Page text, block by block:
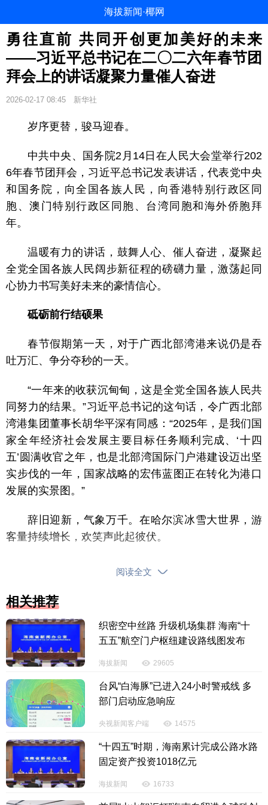
海拔新闻·椰网
勇往直前 共同开创更加美好的未来
——习近平总书记在二〇二六年春节团
拜会上的讲话凝聚力量催人奋进
2026-02-17 08:45 新华社
岁序更替，骏马迎春。
中共中央、国务院2月14日在人民大会堂举行202
6年春节团拜会，习近平总书记发表讲话，代表党中央
和国务院，向全国各族人民，向香港特别行政区同
胞、澳门特别行政区同胞、台湾同胞和海外侨胞拜
年。
温暖有力的讲话，鼓舞人心、催人奋进，凝聚起
全党全国各族人民阔步新征程的磅礴力量，激荡起同
心协力书写美好未来的豪情信心。
砥砺前行结硕果
春节假期第一天，对于广西北部湾港来说仍是吞
吐万汇、争分夺秒的一天。
“一年来的收获沉甸甸，这是全党全国各族人民共
同努力的结果。”习近平总书记的这句话，令广西北部
湾港集团董事长胡华平深有同感：“2025年，是我们国
家全年经济社会发展主要目标任务顺利完成、‘十四
五’圆满收官之年，也是北部湾国际门户港建设迈出坚
实步伐的一年，国家战略的宏伟蓝图正在转化为港口
发展的实景图。”
辞旧迎新，气象万千。在哈尔滨冰雪大世界，游
客量持续增长，欢笑声此起彼伏。
认真学习习近平总书记讲话，冰雪大世界市场营
展”感触颇深：“近年来，‘冷资源’持续转化为文旅消费
的‘热引擎’，冰雪产业成为新的增长点，我们真切感受
到中国经济的澎湃活力与内在韧性。”
春节假期，江西井冈山革命博物馆迎来参观热
潮。
“习近平总书记再次强调‘坚定不移推进全面从严治
党’，我们对如何发挥好新时代博物馆的教育功能有了
更深的思考。”博物馆讲解员黄俊峰表示，“我们要持续
把廉洁文化故事、从严治党故事等融入博物馆的讲解
中，为红色文化赋予新的时代内涵，使革命传统教育
阅读全文
相关推荐
织密空中丝路 升级机场集群 海南“十
五五”航空门户枢纽建设路线图发布
海拔新闻 29605
台风“白海豚”已进入24小时警戒线 多
部门启动应急响应
央视新闻客户端 14575
“十四五”时期，海南累计完成公路水路
固定资产投资1018亿元
海拔新闻 16733